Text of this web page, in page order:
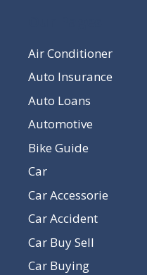
Air Conditioner
Auto Insurance
Auto Loans
Automotive
Bike Guide
Car
Car Accessorie
Car Accident
Car Buy Sell
Car Buying